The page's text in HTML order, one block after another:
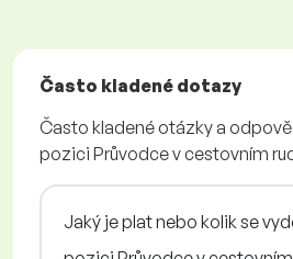
Často kladené dotazy
Často kladené otázky a
pozici Průvodce v cestovním
Jaký je plat nebo kolik se